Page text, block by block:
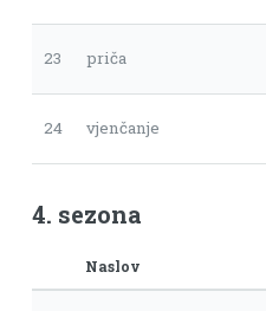
23 priča
24 vjenčanje
4. sezona
Naslov